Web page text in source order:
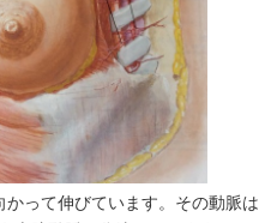
って伸びています。その動脈は